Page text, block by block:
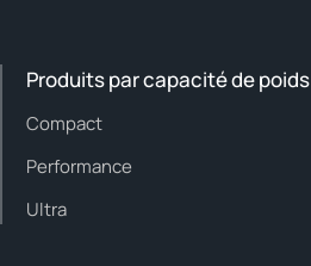
Produits par capacité de poids
Compact
Performance
Ultra